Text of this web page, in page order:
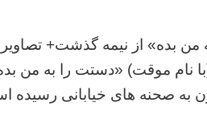
بده» از نیمه گذشت+
نام موقت) «دستت را به من
به صحنه های خیابانی رسیده